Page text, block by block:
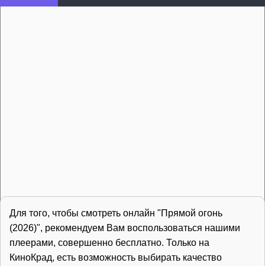
Для того, чтобы смотреть онлайн "Прямой огонь
(2026)", рекомендуем Вам воспользоваться нашими
плеерами, совершенно бесплатно. Только на
КиноКрад, есть возможность выбирать качество